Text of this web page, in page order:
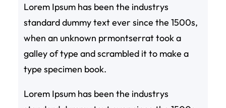
Lorem Ipsum has been the industrys
standard dummy text ever since the 1500s,
when an unknown prmontserrat took a
galley of type and scrambled it to make a
type specimen book.
Lorem Ipsum has been the industrys